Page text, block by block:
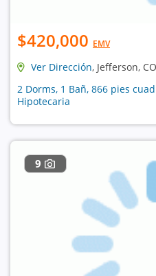
$420,000 EMV
Ver Dirección, Jefferson,
2 Dorms, 1 Bañ, 866 pies
Hipotecaria
9